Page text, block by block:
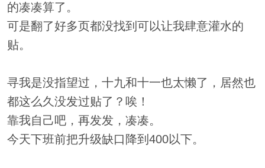
的凑凑算了。
可是翻了好多页都没找到可以让我肆意灌水的
贴。
寻我是没指望过，十九和十一也太懒了，居然也
都这么久没发过贴了？唉！
靠我自己吧，再发发，凑凑。
今天下班前把升级缺口降到400以下。